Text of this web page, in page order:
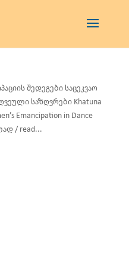
შედეგები საცეკვაო
საზღვრები Khatuna
Emancipation in Dance
/ read...